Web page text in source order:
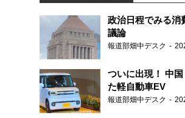
政治日程でみる消
議論
報道部畑中デスク
ついに出現！ 中
た軽自動車EV
報道部畑中デスク